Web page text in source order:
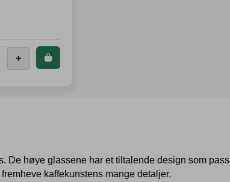
+
De høye glassene har et tiltalende design som
kaffekunstens mange detaljer.